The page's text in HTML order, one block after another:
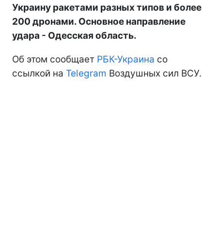
Украину ракетами разных типов и более
200 дронами. Основное направление
удара - Одесская область.
Об этом сообщает РБК-Украина со
ссылкой на Telegram Воздушных сил ВСУ.